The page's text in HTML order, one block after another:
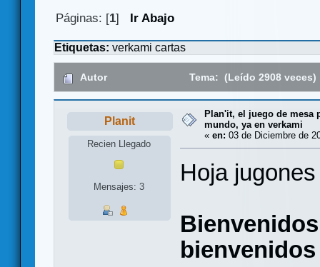
Páginas: [1] Ir Abajo
Etiquetas: verkami cartas
Autor Tema: (Leído 2908 veces)
Planit
Recien Llegado
Mensajes: 3
Plan'it, el juego de mesa
mundo, ya en verkami
« en: 03 de Diciembre de
Hoja
bienvenidos